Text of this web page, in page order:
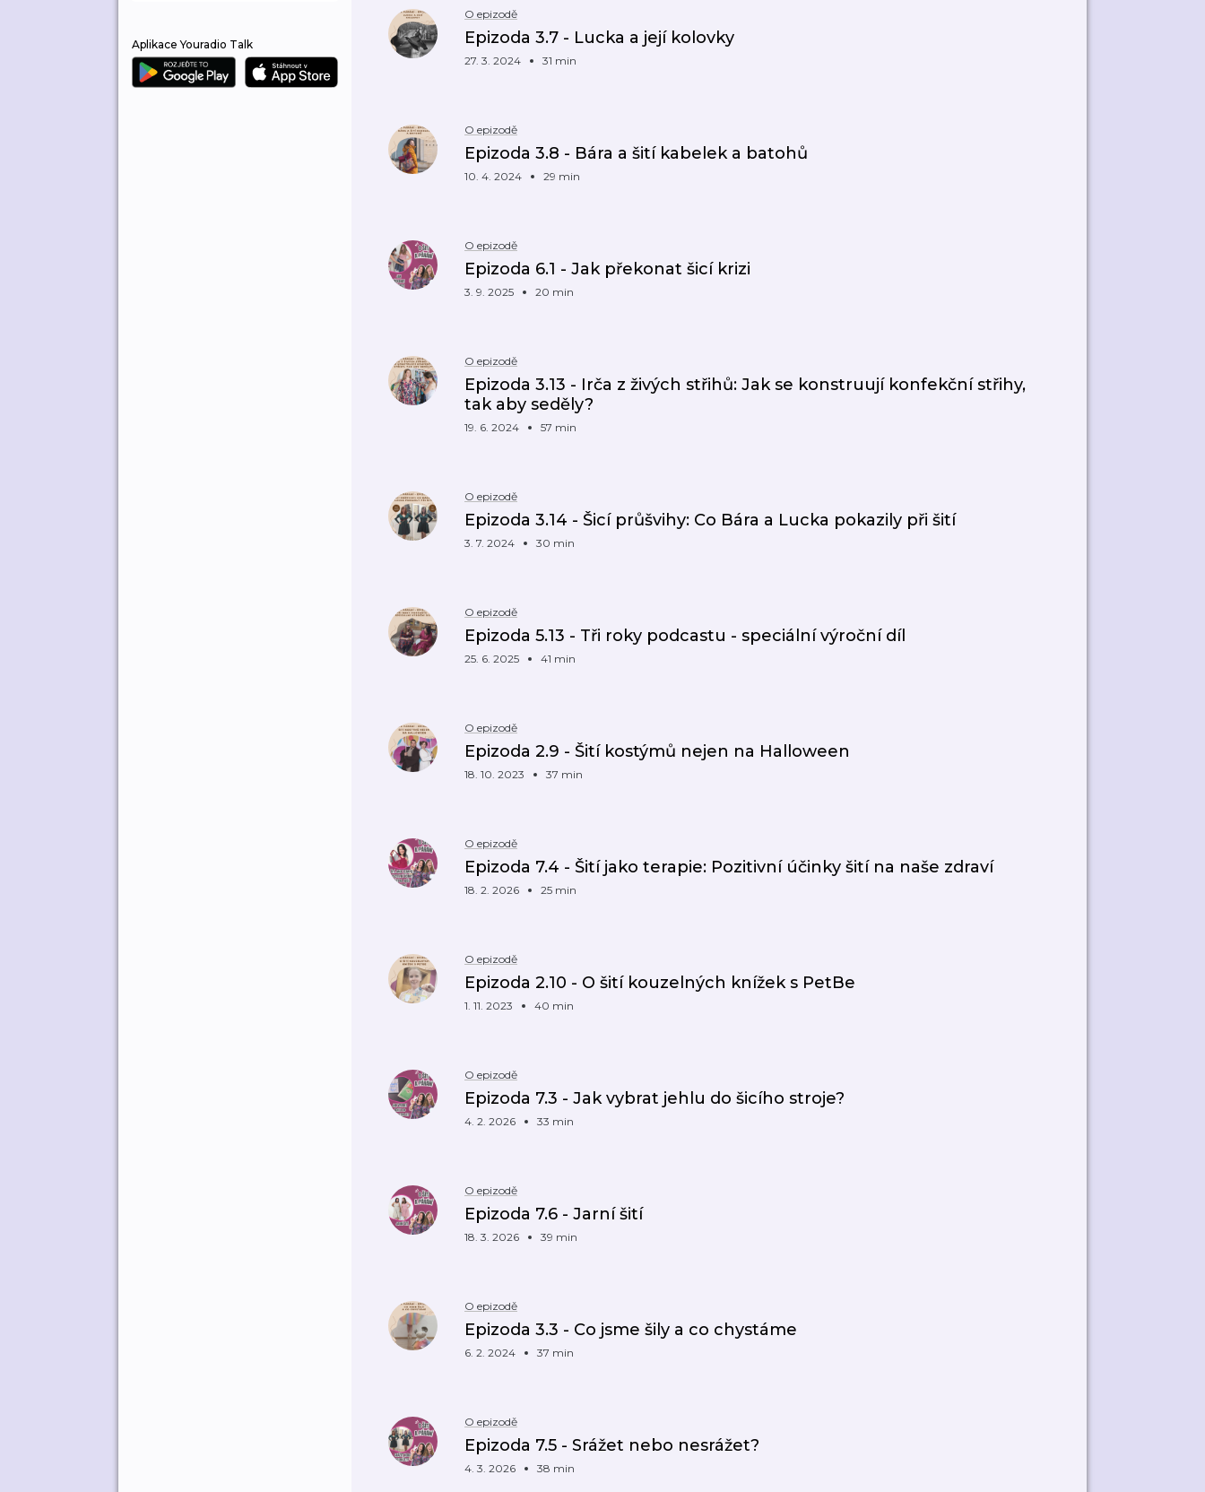
Aplikace Youradio Talk
O epizodě
Epizoda 3.7 - Lucka a její kolovky
27. 3. 2024 31 min
O epizodě
Epizoda 3.8 - Bára a šití kabelek a batohů
10. 4. 2024 29 min
O epizodě
Epizoda 6.1 - Jak překonat šicí krizi
3. 9. 2025 20 min
O epizodě
Epizoda 3.13 - Irča z živých střihů: Jak se konstruují konfekční střihy,
tak aby seděly?
19. 6. 2024 57 min
O epizodě
Epizoda 3.14 - Šicí průšvihy: Co Bára a Lucka pokazily při šití
3. 7. 2024 30 min
O epizodě
Epizoda 5.13 - Tři roky podcastu - speciální výroční díl
25. 6. 2025 41 min
O epizodě
Epizoda 2.9 - Šití kostýmů nejen na Halloween
18. 10. 2023 37 min
O epizodě
Epizoda 7.4 - Šití jako terapie: Pozitivní účinky šití na naše zdraví
18. 2. 2026 25 min
O epizodě
Epizoda 2.10 - O šití kouzelných knížek s PetBe
1. 11. 2023 40 min
O epizodě
Epizoda 7.3 - Jak vybrat jehlu do šicího stroje?
4. 2. 2026 33 min
O epizodě
Epizoda 7.6 - Jarní šití
18. 3. 2026 39 min
O epizodě
Epizoda 3.3 - Co jsme šily a co chystáme
6. 2. 2024 37 min
O epizodě
Epizoda 7.5 - Srážet nebo nesrážet?
4. 3. 2026 38 min